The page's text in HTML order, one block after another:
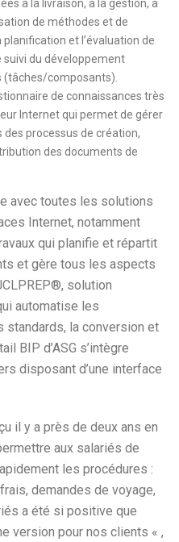
à la livraison, à la gestion, à
de méthodes et de
et l’évaluation de
suivi du développement
(tâches/composants).
de connaissances très
Internet qui permet de gérer
processus de création,
des documents de
avec toutes les solutions
Internet, notamment
qui planifie et répartit
et gère tous les aspects
solution
automatise les
standards, la conversion et
BIP d’ASG s’intègre
disposant d’une interface
il y a près de deux ans en
aux salariés de
les procédures :
demandes de voyage,
a été si positive que
version pour nos clients « ,